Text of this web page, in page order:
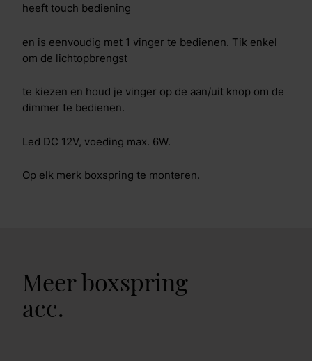
heeft touch bediening
en is eenvoudig met 1 vinger te bedienen. Tik enkel
om de lichtopbrengst
te kiezen en houd je vinger op de aan/uit knop om de
dimmer te bedienen.
Led DC 12V, voeding max. 6W.
Op elk merk boxspring te monteren.
Meer boxspring
acc.